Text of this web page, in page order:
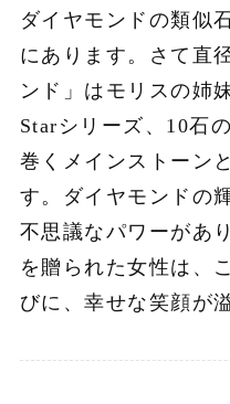
ダイヤモンドの類似
にあります。さて直
ンド」はモリスの姉
Starシリーズ、10石
巻くメインストーン
す。ダイヤモンドの
不思議なパワーがあ
を贈られた女性は、
びに、幸せな笑顔が